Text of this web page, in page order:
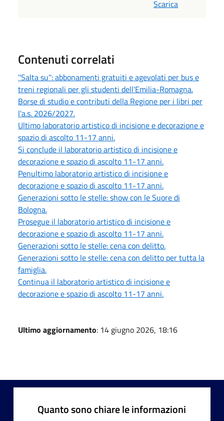
Scarica
Contenuti correlati
''Salta su'': abbonamenti gratuiti e agevolati per bus e
treni regionali per gli studenti dell'Emilia-Romagna.
Borse di studio e contributi della Regione per i libri per
l'a.s. 2026/2027.
Ultimo laboratorio artistico di incisione e decorazione e
spazio di ascolto 11-17 anni.
Si conclude il laboratorio artistico di incisione e
decorazione e spazio di ascolto 11-17 anni.
Penultimo laboratorio artistico di incisione e
decorazione e spazio di ascolto 11-17 anni.
Generazioni sotto le stelle: show con le Suore di
Bologna.
Prosegue il laboratorio artistico di incisione e
decorazione e spazio di ascolto 11-17 anni.
Generazioni sotto le stelle: cena con delitto.
Generazioni sotto le stelle: cena con delitto per tutta la
famiglia.
Continua il laboratorio artistico di incisione e
decorazione e spazio di ascolto 11-17 anni.
Ultimo aggiornamento: 14 giugno 2026, 18:16
Quanto sono chiare le informazioni